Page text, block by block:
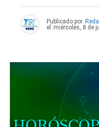
Publicado por
el
miércoles, 8 de